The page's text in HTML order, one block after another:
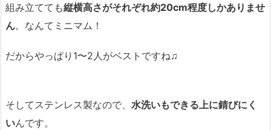
組み立てても縦横高さがそれぞれ約20cm程度しかありませ
ん。なんてミニマム！
だからやっぱり1〜2人がベストですね♫
そしてステンレス製なので、 水洗いもできる上に錆びにく
いんです。